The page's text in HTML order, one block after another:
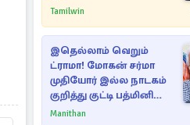
Tamilwin
இதெல்லாம் வெறும்
ட்ராமா! மோகன் சர்மா
முதியோர் இல்ல நாடகம்
குறித்து குட்டி பத்மினி
பரபரப்பு பேட்டி
Manithan